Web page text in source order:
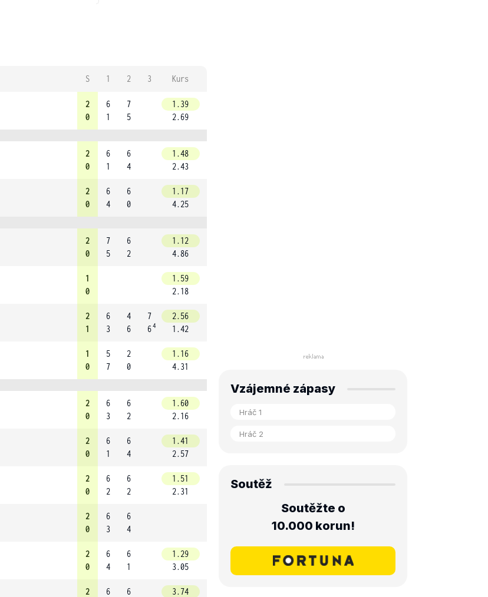
S 1 2 3 Kurs
2
0
6
1
7
5
1.39
2.69
2
0
6
1
6
4
1.48
2.43
2
0
6
4
6
0
1.17
4.25
2
0
7
5
6
2
1.12
4.86
1
0
1.59
2.18
2
1
6
3
4
6
7
64
2.56
1.42
1
0
5
7
2
0
1.16
4.31
2
0
6
3
6
2
1.60
2.16
2
0
6
1
6
4
1.41
2.57
2
0
6
2
6
2
1.51
2.31
2
0
6
3
6
4
2
0
6
4
6
1
1.29
3.05
2
6
6
3.74
Vzájemné zápasy
Soutěž
Soutěžte o
10.000 korun!